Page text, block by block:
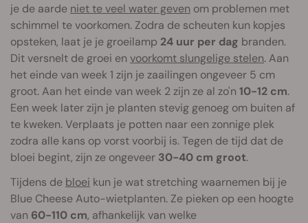
je de aarde niet te veel water geven om problemen met
schimmel te voorkomen. Zodra de scheuten kun kopjes
opsteken, laat je je groeilamp 24 uur per dag branden.
Dit versnelt de groei en voorkomt slungelige stelen. Aan
het einde van week 1 zijn je zaailingen ongeveer 5 cm
groot. Aan het einde van week 2 zijn ze al zo'n 10-12 cm.
Een week later zijn je planten stevig genoeg om buiten af
te kweken. Verplaats je potten naar een zonnige plek
zodra alle kans op vorst voorbij is. Tegen de tijd dat de
bloei begint, zijn ze ongeveer 30-40 cm groot.
Tijdens de bloei kun je wat stretching waarnemen bij je
Blue Cheese Auto-wietplanten. Ze pieken op een hoogte
van 60-110 cm, afhankelijk van welke